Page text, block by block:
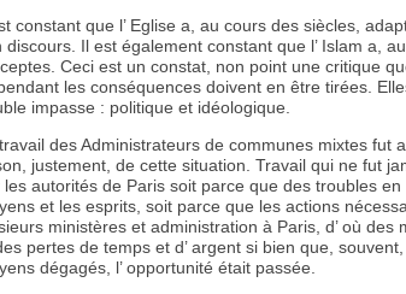
constant que l’ Eglise a, au cours des siècles,
discours. Il est également constant que l’ Islam a,
Ceci est un constat, non point une critique
les conséquences doivent en être tirées.
impasse : politique et idéologique.
des Administrateurs de communes mixtes fut
justement, de cette situation. Travail qui ne fut
les autorités de Paris soit parce que des troubles
et les esprits, soit parce que les actions
ministères et administration à Paris, d’ où
pertes de temps et d’ argent si bien que,
dégagés, l’ opportunité était passée.